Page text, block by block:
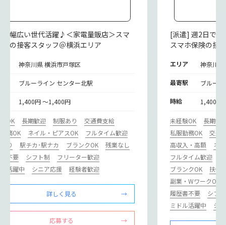
] 幅広い世代活躍♪＜家電量販店＞スマ
険の接客スタッフ＠横浜エリア
神奈川県 横浜市戸塚区
ブルーライン センター北駅
1,400円 ～1,400円
OK 長期歓迎 制服あり
交通費支給
務OK
ネイル・ピアスOK
フルタイム歓迎
り
駅チカ･駅ナカ ブランクOK
残業なし
不要
シフト制
フリーター歓迎
活躍中
シニア応援 経験者歓迎
詳しく見る
応募する
[派遣] 週2日で
スマホ保険の接
エリア 神奈川
最寄駅 ブルー
時給 1,400円
未経験OK
長期歓
私服勤務OK
交通
高収入・高額
ネ
フルタイム歓迎
ブランクOK
扶養
副業・WワークOK
履歴書不要
シフ
ミドル活躍中
シ